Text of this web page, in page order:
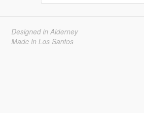
Designed in Alderney
Made in Los Santos